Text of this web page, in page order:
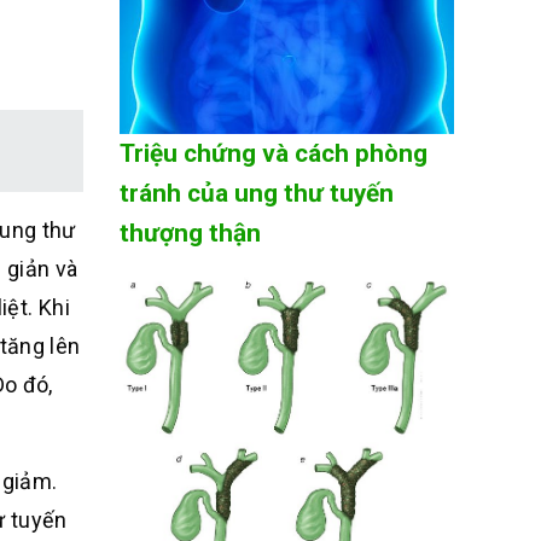
thư
và
Khi
lên
đó,
tuyến
Triệu chứng và cách phòng
tránh của ung thư tuyến
thượng thận